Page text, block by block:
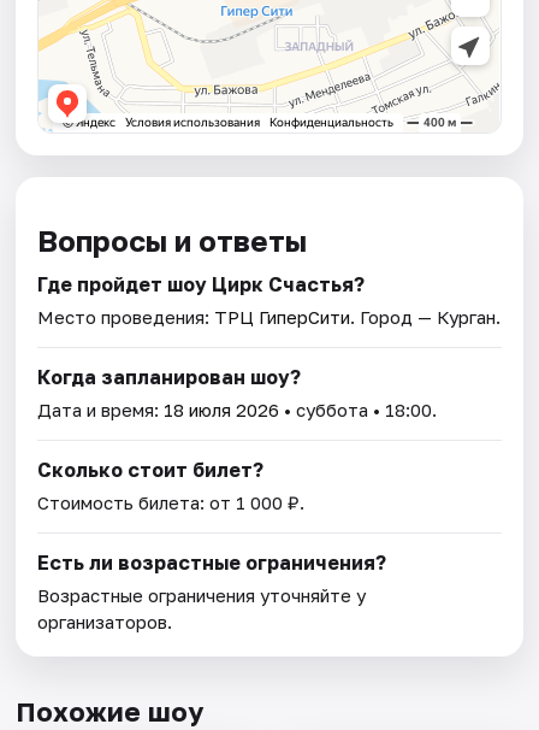
Вопросы и ответы
Где пройдет шоу Цирк Счастья?
Место проведения: ТРЦ ГиперСити. Город — Курган.
Когда запланирован шоу?
Дата и время: 18 июля 2026 • суббота • 18:00.
Сколько стоит билет?
Стоимость билета: от 1 000 ₽.
Есть ли возрастные ограничения?
Возрастные ограничения уточняйте у
организаторов.
Похожие шоу